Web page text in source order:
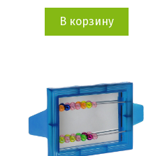
В корзину